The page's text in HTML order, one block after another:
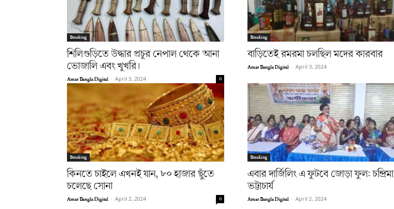
Breaking
শিলিগুড়িতে উদ্ধার প্রচুর নেপাল থেকে আনা
ভোজালি এবং খুখরি।
Amar Bangla Digital - April 3, 2024 0
Breaking
বাড়িতেই রমরমা চলছিল মদের কারবার
Amar Bangla Digital - April 3, 2024
Breaking
কিনতে চাইলে এখনই যান, ৮০ হাজার ছুঁতে
চলেছে সোনা
Amar Bangla Digital - April 2, 2024 0
Breaking
এবার দার্জিলিং এ ফুটবে জোড়া ফুল: চন্দ্রিমা
ভট্টাচার্য
Amar Bangla Digital - April 2, 2024